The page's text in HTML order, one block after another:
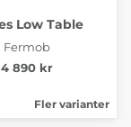
Low Table
Fermob
4 890 kr
Fler varianter